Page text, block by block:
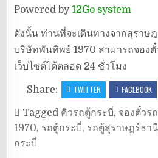
Powered by 12Go system
ดังนั้น ท่านที่จะเดินทางจากสุราษ
บริษัทพันทิพย์ 1970 สามารถจอง
เว็บไซต์ได้ตลอด 24 ชั่วโมง
Share: TWITTER FACEBOOK
Tagged คิวรถตู้กระบี่, จองตั๋วร
1970, รถตู้กระบี่, รถตู้สุราษฎร์ธานี
กระบี่